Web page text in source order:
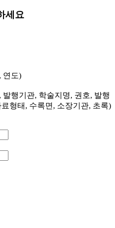
세요
연도)
행기관, 학술지명, 권호, 발행
형태, 수록면, 소장기관, 초록)